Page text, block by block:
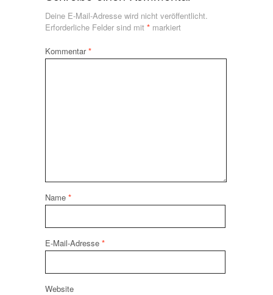
Deine E-Mail-Adresse wird nicht veröffentlicht.
Erforderliche Felder sind mit * markiert
Kommentar*
Name *
E-Mail-Adresse *
Website